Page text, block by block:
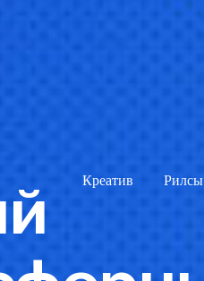
Креатив Рилсы